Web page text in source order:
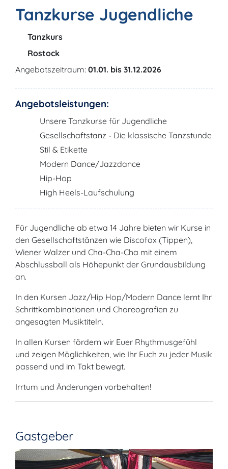
Tanzkurse Jugendliche
Tanzkurs
Rostock
Angebotszeitraum: 01.01. bis 31.12.2026
Angebotsleistungen:
Unsere Tanzkurse für Jugendliche
Gesellschaftstanz - Die klassische Tanzstunde
Stil & Etikette
Modern Dance/Jazzdance
Hip-Hop
High Heels-Laufschulung
Für Jugendliche ab etwa 14 Jahre bieten wir Kurse in
den Gesellschaftstänzen wie Discofox (Tippen),
Wiener Walzer und Cha-Cha-Cha mit einem
Abschlussball als Höhepunkt der Grundausbildung
an.
In den Kursen Jazz/Hip Hop/Modern Dance lernt Ihr
Schrittkombinationen und Choreografien zu
angesagten Musiktiteln.
In allen Kursen fördern wir Euer Rhythmus­gefühl
und zeigen Möglichkeiten, wie Ihr Euch zu jeder Musik
passend und im Takt bewegt.
Irrtum und Änderungen vorbehalten!
Gastgeber